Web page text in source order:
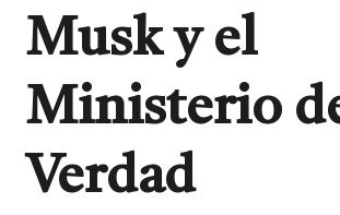
Musk y el
Ministerio
Verdad